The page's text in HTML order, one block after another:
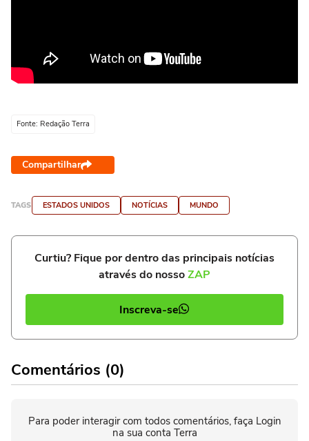
Fonte: Redação Terra
Compartilhar
TAGS ESTADOS UNIDOS NOTÍCIAS MUNDO
Curtiu? Fique por dentro das principais notícias
através do nossoZAP
Inscreva-se
Comentários (0)
Para poder interagir com todos comentários, faça Login
na sua conta Terra